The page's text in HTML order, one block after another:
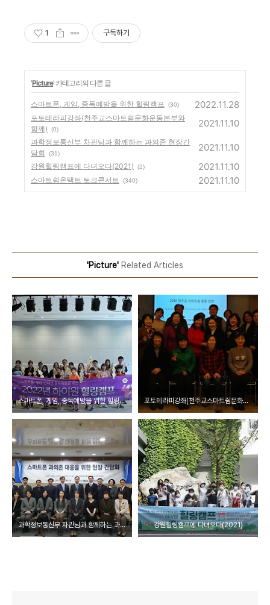
1 구독하기
'Picture' 카테고리의 다른 글
스마트폰, 게임, 중독예방을 위한 힐링캠프 (30) 2022.11.28
포토테라피강좌(천주교스마트쉼문화운동본부와
함께)
(0)
2021.11.10
과학정보통신부 차관님과 함께하는 과의존 현장간
담회
(31)
2021.11.10
강원힐링캠프에 다녀오다(2021) (2) 2021.11.10
스마트쉼온택트 토크콘서트 (340) 2021.11.10
'Picture' Related Articles
스마트폰, 게임, 중독예방을 위한 힐링캠프 포토테라피강좌(천주교스마트쉼문화운동본부와 함께)
과학정보통신부 차관님과 함께하는 과의존 현장간담회 강원힐링캠프에 다녀오다(2021)